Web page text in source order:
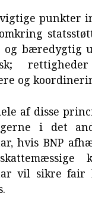
punkter
og bæredygtig
og
af disse
i det
hvis BNP
vil sikre fair